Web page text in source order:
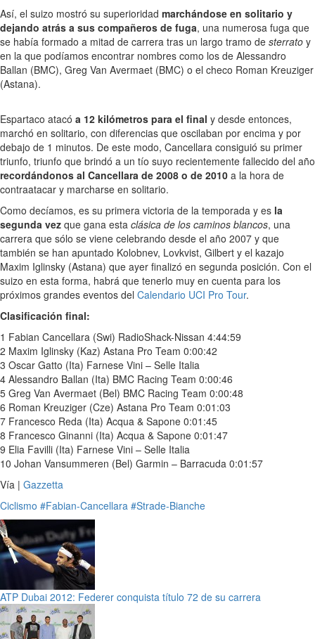
Así, el suizo mostró su superioridad marchándose en solitario y
dejando atrás a sus compañeros de fuga, una numerosa fuga que
se había formado a mitad de carrera tras un largo tramo de sterrato y
en la que podíamos encontrar nombres como los de Alessandro
Ballan (BMC), Greg Van Avermaet (BMC) o el checo Roman Kreuziger
(Astana).
Espartaco atacó a 12 kilómetros para el final y desde entonces,
marchó en solitario, con diferencias que oscilaban por encima y por
debajo de 1 minutos. De este modo, Cancellara consiguió su primer
triunfo, triunfo que brindó a un tío suyo recientemente fallecido del año
recordándonos al Cancellara de 2008 o de 2010 a la hora de
contraatacar y marcharse en solitario.
Como decíamos, es su primera victoria de la temporada y es la
segunda vez que gana esta clásica de los caminos blancos, una
carrera que sólo se viene celebrando desde el año 2007 y que
también se han apuntado Kolobnev, Lovkvist, Gilbert y el kazajo
Maxim Iglinsky (Astana) que ayer finalizó en segunda posición. Con el
suizo en esta forma, habrá que tenerlo muy en cuenta para los
próximos grandes eventos del Calendario UCI Pro Tour.
Clasificación final:
1 Fabian Cancellara (Swi) RadioShack-Nissan 4:44:59
2 Maxim Iglinsky (Kaz) Astana Pro Team 0:00:42
3 Oscar Gatto (Ita) Farnese Vini – Selle Italia
4 Alessandro Ballan (Ita) BMC Racing Team 0:00:46
5 Greg Van Avermaet (Bel) BMC Racing Team 0:00:48
6 Roman Kreuziger (Cze) Astana Pro Team 0:01:03
7 Francesco Reda (Ita) Acqua & Sapone 0:01:45
8 Francesco Ginanni (Ita) Acqua & Sapone 0:01:47
9 Elia Favilli (Ita) Farnese Vini – Selle Italia
10 Johan Vansummeren (Bel) Garmin – Barracuda 0:01:57
Vía | Gazzetta
Ciclismo #Fabian-Cancellara #Strade-Bianche
ATP Dubai 2012: Federer conquista título 72 de su carrera